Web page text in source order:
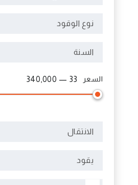
نوع الوقود
السنة
السعر 33 — 340,000
الانتقال
يقود